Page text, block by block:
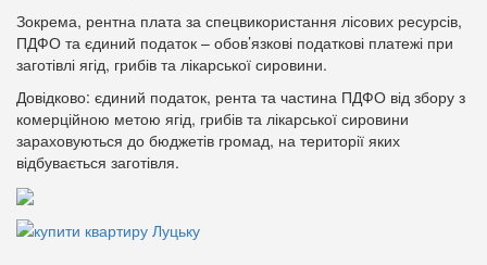
Зокрема, рентна плата за спецвикористання лісових ресурсів,
ПДФО та єдиний податок – обов’язкові податкові платежі при
заготівлі ягід, грибів та лікарської сировини.
Довідково: єдиний податок, рента та частина ПДФО від збору з
комерційною метою ягід, грибів та лікарської сировини
зараховуються до бюджетів громад, на території яких
відбувається заготівля.